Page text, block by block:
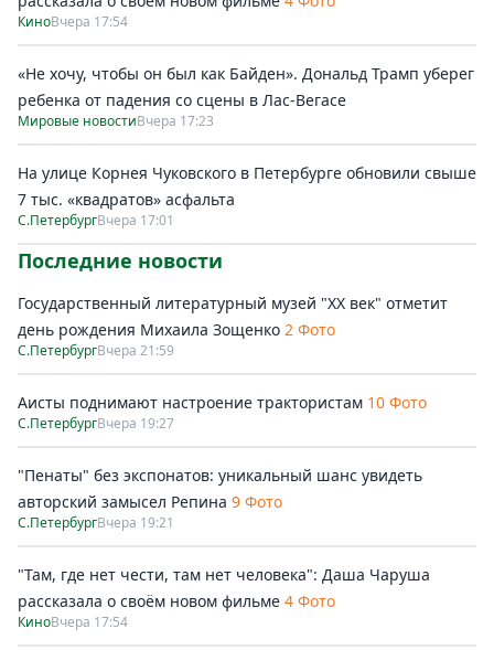
КиноВчера 17:54
«Не хочу, чтобы он был как Байден». Дональд Трамп уберег
ребенка от падения со сцены в Лас-Вегасе
Мировые новостиВчера 17:23
На улице Корнея Чуковского в Петербурге обновили свыше
7 тыс. «квадратов» асфальта
С.ПетербургВчера 17:01
Последние новости
Государственный литературный музей "ХХ век" отметит
день рождения Михаила Зощенко 2 Фото
С.ПетербургВчера 21:59
Аисты поднимают настроение трактористам 10 Фото
С.ПетербургВчера 19:27
"Пенаты" без экспонатов: уникальный шанс увидеть
авторский замысел Репина 9 Фото
С.ПетербургВчера 19:21
"Там, где нет чести, там нет человека": Даша Чаруша
рассказала о своём новом фильме 4 Фото
КиноВчера 17:54